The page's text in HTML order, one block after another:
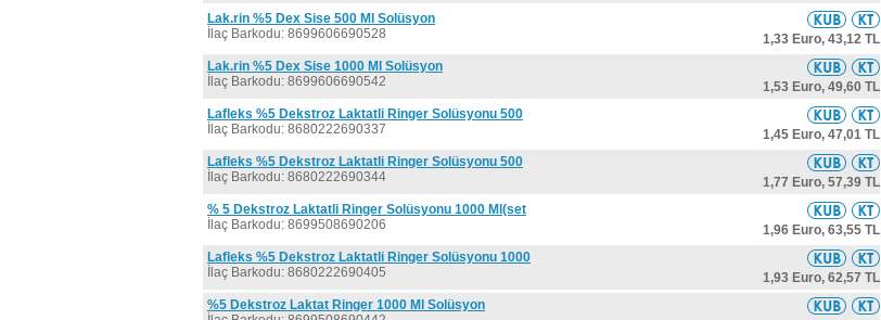
Lak.rin %5 Dex Sise 500 Ml Solüsyon
İlaç Barkodu: 8699606690528
1,33 Euro, 43,12 TL
Lak.rin %5 Dex Sise 1000 Ml Solüsyon
İlaç Barkodu: 8699606690542
1,53 Euro, 49,60 TL
Lafleks %5 Dekstroz Laktatli Ringer Solüsyonu 500
İlaç Barkodu: 8680222690337
1,45 Euro, 47,01 TL
Lafleks %5 Dekstroz Laktatli Ringer Solüsyonu 500
İlaç Barkodu: 8680222690344
1,77 Euro, 57,39 TL
% 5 Dekstroz Laktatli Ringer Solüsyonu 1000 Ml(set
İlaç Barkodu: 8699508690206
1,96 Euro, 63,55 TL
Lafleks %5 Dekstroz Laktatli Ringer Solüsyonu 1000
İlaç Barkodu: 8680222690405
1,93 Euro, 62,57 TL
%5 Dekstroz Laktat Ringer 1000 Ml Solüsyon